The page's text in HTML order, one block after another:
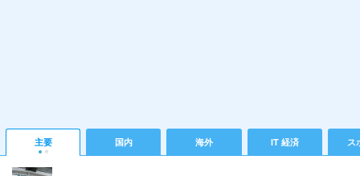
主要 国内 海外 IT 経済 ス